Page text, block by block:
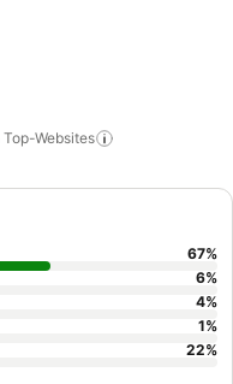
Top-Websites
67%
6%
4%
1%
22%